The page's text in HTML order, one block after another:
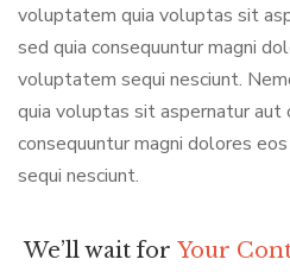
voluptatem quia voluptas sit
sed quia consequuntur magni
voluptatem sequi nesciunt.
quia voluptas sit aspernatur aut
consequuntur magni dolores
sequi nesciunt.
We’ll wait for Your